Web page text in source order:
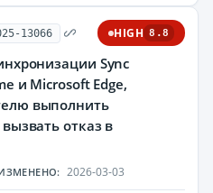
13066 HIGH 8.8
Sync
и Microsoft Edge,
выполнить
отказ в
2026-03-03